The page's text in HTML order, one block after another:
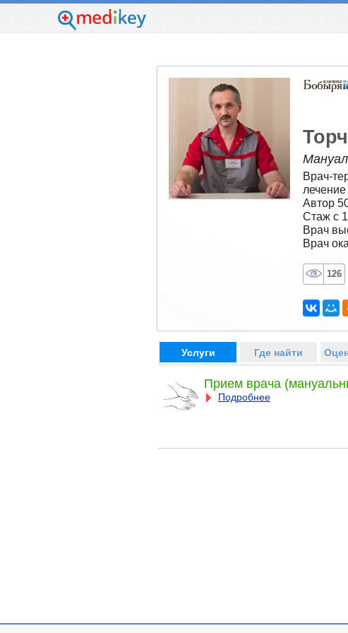
Врач-
Автор
Стаж с
Врач
Врач
126
Услуги Где найти
Прием врача
Подробнее